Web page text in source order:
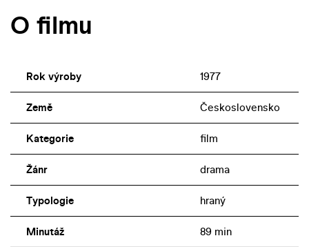
filmech Zbraně pro Prahu, Lidé z metra, Vítězný lid). Rolí
O filmu
Rok výroby 1977
Země Československo
Kategorie film
Žánr drama
Typologie hraný
Minutáž 89 min